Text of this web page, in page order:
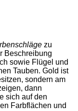
zu
Beschreibung
sowie Flügel und
Tauben. Gold ist
sondern am
dann
sich auf den
Farbflächen und